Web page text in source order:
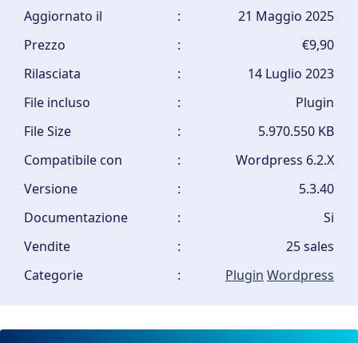
Aggiornato il :
21 Maggio 2025
Prezzo
:
€9,90
Rilasciata
:
14 Luglio 2023
File incluso
:
Plugin
File Size
:
5.970.550 KB
Compatibile con
:
Wordpress 6.2.X
Versione
:
5.3.40
Documentazione
:
Si
Vendite
:
25 sales
Categorie
: Plugin Wordpress